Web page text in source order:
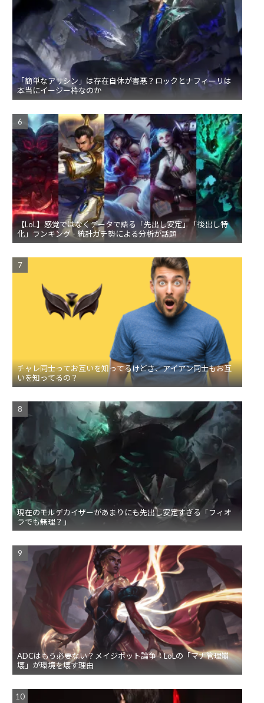
「簡単なアサシン」は存在自体が害悪？ロックとナフィーリは
本当にイージー枠なのか
【LoL】感覚ではなくデータで語る「先出し安定」「後出し特
化」ランキング - 統計ガチ勢による分析が話題
チャレ同士ってお互いを知ってるけどさ、アイアン同士もお互
いを知ってるの？
現在のモルデカイザーがあまりにも先出し安定すぎる「フィオ
ラでも無理？」
ADCはもう必要ない？メイジボット論争：LoLの「マナ管理崩
壊」が環境を壊す理由